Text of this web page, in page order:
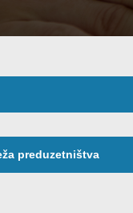
preduzetništva